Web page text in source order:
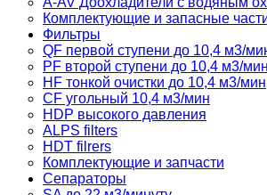
Комплектующие и запасные
Фильтры
QF первой ступени до 10,4 м3/
PF второй ступени до 10,4 м3/мин
HF тонкой очистки до 10,4 м3/мин
CF угольный 10,4 м3/мин
HDP высокого давления
ALPS filters
HDT filrers
Комплектующие и запчасти
Сепараторы